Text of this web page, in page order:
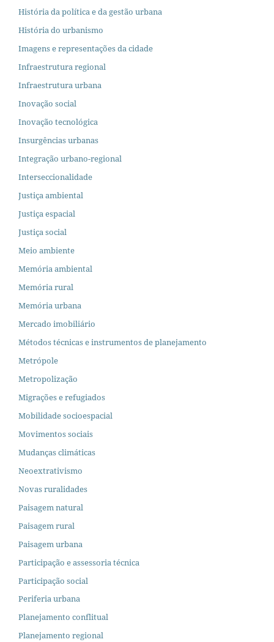
História da política e da gestão urbana
História do urbanismo
Imagens e representações da cidade
Infraestrutura regional
Infraestrutura urbana
Inovação social
Inovação tecnológica
Insurgências urbanas
Integração urbano-regional
Interseccionalidade
Justiça ambiental
Justiça espacial
Justiça social
Meio ambiente
Memória ambiental
Memória rural
Memória urbana
Mercado imobiliário
Métodos técnicas e instrumentos de planejamento
Metrópole
Metropolização
Migrações e refugiados
Mobilidade socioespacial
Movimentos sociais
Mudanças climáticas
Neoextrativismo
Novas ruralidades
Paisagem natural
Paisagem rural
Paisagem urbana
Participação e assessoria técnica
Participação social
Periferia urbana
Planejamento conflitual
Planejamento regional